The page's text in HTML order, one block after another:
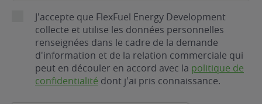
RGPDJ'accepte que FlexFuel Energy Development
collecte et utilise les données personnelles
renseignées dans le cadre de la demande
d'information et de la relation commerciale qui
peut en découler en accord avec la politique de
confidentialité dont j'ai pris connaissance.